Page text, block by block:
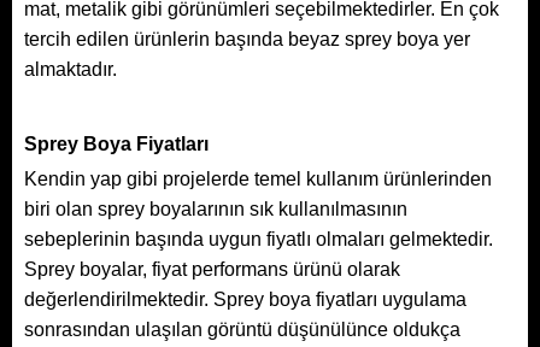
mat, metalik gibi görünümleri seçebilmektedirler. En çok
tercih edilen ürünlerin başında beyaz sprey boya yer
almaktadır.
Sprey Boya Fiyatları
Kendin yap gibi projelerde temel kullanım ürünlerinden
biri olan sprey boyalarının sık kullanılmasının
sebeplerinin başında uygun fiyatlı olmaları gelmektedir.
Sprey boyalar, fiyat performans ürünü olarak
değerlendirilmektedir. Sprey boya fiyatları uygulama
sonrasından ulaşılan görüntü düşünülünce oldukça